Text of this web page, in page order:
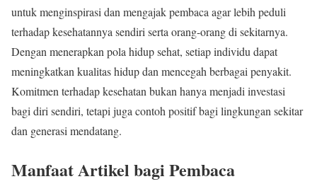
untuk menginspirasi dan mengajak pembaca agar lebih peduli
terhadap kesehatannya sendiri serta orang-orang di sekitarnya.
Dengan menerapkan pola hidup sehat, setiap individu dapat
meningkatkan kualitas hidup dan mencegah berbagai penyakit.
Komitmen terhadap kesehatan bukan hanya menjadi investasi
bagi diri sendiri, tetapi juga contoh positif bagi lingkungan sekitar
dan generasi mendatang.
Manfaat Artikel bagi Pembaca